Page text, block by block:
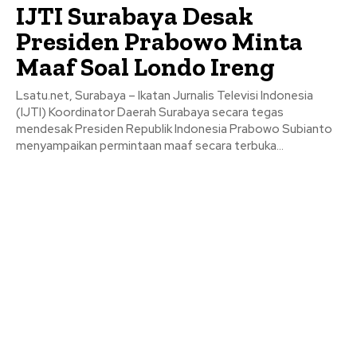
IJTI Surabaya Desak
Presiden Prabowo Minta
Maaf Soal Londo Ireng
Lsatu.net, Surabaya – Ikatan Jurnalis Televisi Indonesia
(IJTI) Koordinator Daerah Surabaya secara tegas
mendesak Presiden Republik Indonesia Prabowo Subianto
menyampaikan permintaan maaf secara terbuka...